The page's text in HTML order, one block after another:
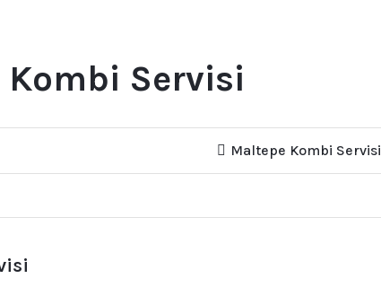
Servisi
Maltepe Kombi Servisi